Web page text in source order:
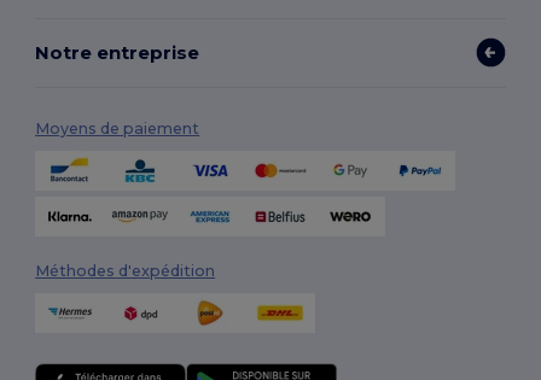
Notre entreprise
Moyens de paiement
Méthodes d'expédition